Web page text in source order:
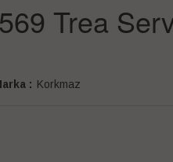
Trea
: Korkmaz